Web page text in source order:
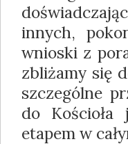
innych,
wnioski z
zbliżamy się
szczególne
do
etapem w